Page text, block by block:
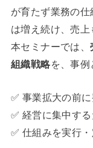
が育たず業務の
は増え続け、売上
本セミナーでは、
組織戦略を、事例
✅ 事業拡大の前
✅ 経営に集中す
✅ 仕組みを実行